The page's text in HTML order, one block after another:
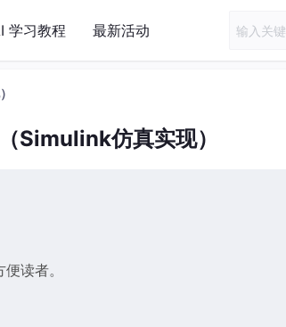
学习教程 最新活动
Simulink仿真实现）
读者。